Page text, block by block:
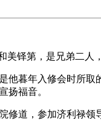
美铎第，是兄弟二人
他暮年入修会时所
扬福音。
修道，参加济利禄领